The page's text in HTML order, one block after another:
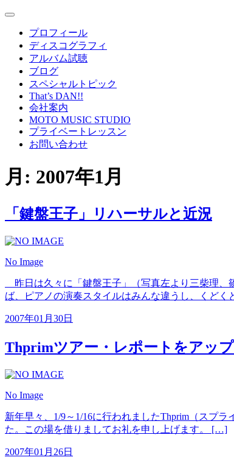
プロフィール
ディスコグラフィ
アルバム試聴
ブログ
スペシャルトピック
That’s DAN!!
会社案内
MOTO MUSIC STUDIO
プライベートレッスン
お問い合わせ
月: 2007年1月
「鍵盤王子」リハーサルと近況
No Image
昨日は久々に「鍵盤王子」（写真左より三柴理、
ば、ピアノの演奏スタイルはみんな違うし、くど
2007年01月30日
Thprimツアー・レポートをアップ
No Image
新年早々、1/9～1/16に行われましたThprim（スプ
た。この場を借りましてお礼を申し上げます。 […]
2007年01月26日